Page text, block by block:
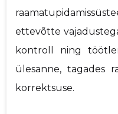
ettevõtte
kontroll ning
ülesanne, tagades
korrektsuse.